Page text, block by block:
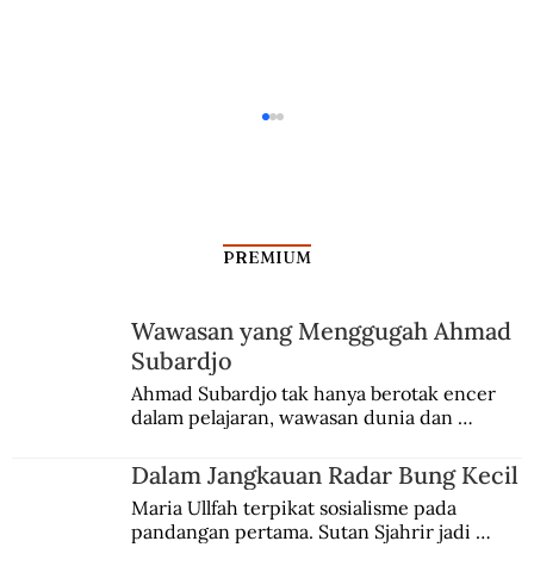
Sejarah Nilai Tukar Rupiah terhadap
Dolar AS
PREMIUM
Wawasan yang Menggugah Ahmad
Subardjo
Ahmad Subardjo tak hanya berotak encer
dalam pelajaran, wawasan dunia dan
Jules Verne, Multatuli, hingga Sun Yat-sen.
Dalam Jangkauan Radar Bung Kecil
Maria Ullfah terpikat sosialisme pada
pandangan pertama. Sutan Sjahrir jadi